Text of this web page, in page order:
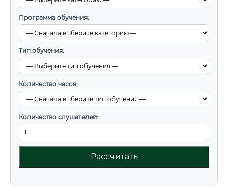
Программа обучения:
Тип обучения:
Количество часов:
Количество слушателей:
Рассчитать